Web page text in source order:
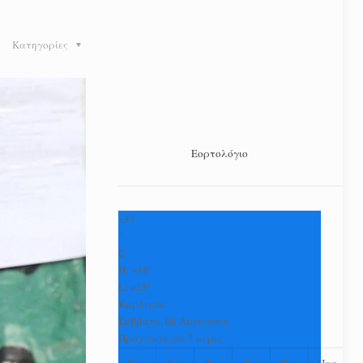
Κατηγορίες
Εορτολόγιο
+37
°
C
H:+38°
L:+25°
Καρδίτσα
Σάββατο, 08 Αύγουστος
Πρόγνωση για 7 μέρες